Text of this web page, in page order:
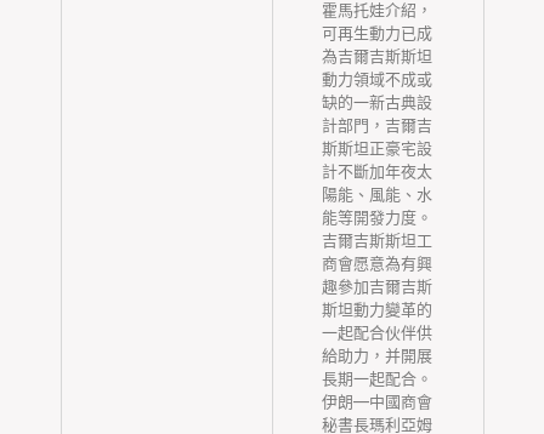
霍馬托娃介紹，
可再生動力已成
為吉爾吉斯斯坦
動力領域不成或
缺的一新古典設
計部門，吉爾吉
斯斯坦正豪宅設
計不斷加年夜太
陽能、風能、水
能等開發力度。
吉爾吉斯斯坦工
商會愿意為有興
趣參加吉爾吉斯
斯坦動力變革的
一起配合伙伴供
給助力，并開展
長期一起配合。
伊朗—中國商會
秘書長瑪利亞姆